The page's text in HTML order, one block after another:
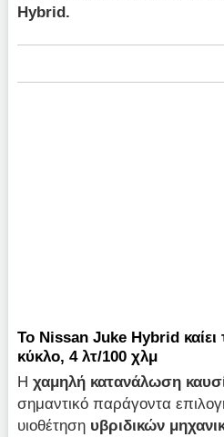
Hybrid.
Το Nissan Juke Hybrid καίει
κύκλο, 4 λτ/100 χλμ
Ηχαμηλή κατανάλωση
σημαντικό παράγοντα
υιοθέτηση υβριδικών